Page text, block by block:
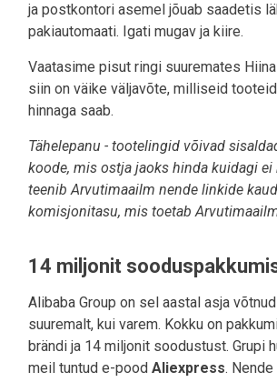
ja postkontori asemel jõuab saadetis
pakiautomaati. Igati mugav ja kiire.
Vaatasime pisut ringi suuremates
siin on väike väljavõte, milliseid
hinnaga saab.
Tähelepanu - tootelingid võivad
koode, mis ostja jaoks hinda kuidagi ei
teenib Arvutimaailm nende linkide
komisjonitasu, mis toetab
14 miljonit
Alibaba Group on sel aastal asja
suuremalt, kui varem. Kokku on
brändi ja 14 miljonit soodustust. Grupi
meil tuntud e-pood Aliexpress. Nende